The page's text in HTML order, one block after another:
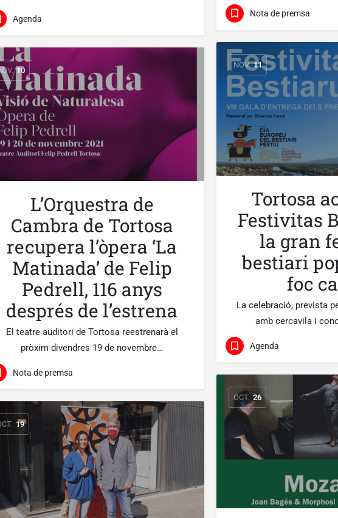
Agenda
Nota de premsa
NOV. 11
Tortosa
Festivitas
la gran
bestiari
foc
La celebració, prevista
amb cercavila i
Agenda
10
L’Orquestra de
Cambra de Tortosa
recupera l’òpera ‘La
Matinada’ de Felip
Pedrell, 116 anys
després de l’estrena
El teatre auditori de Tortosa reestrenarà el
pròxim divendres 19 de novembre…
Nota de premsa
OCT. 26
19